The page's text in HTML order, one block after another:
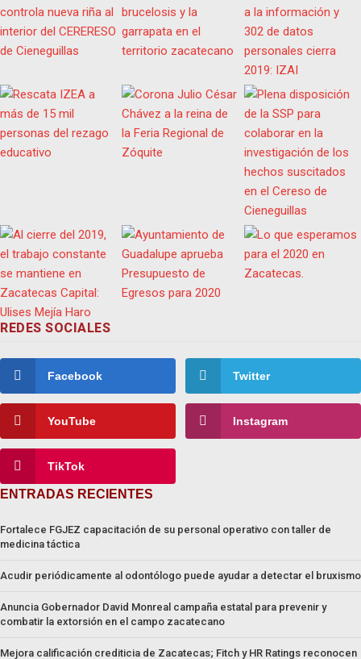
REDES SOCIALES
Facebook Twitter
YouTube Instagram
TikTok
ENTRADAS RECIENTES
Fortalece FGJEZ capacitación de su personal operativo con taller de
medicina táctica
Acudir periódicamente al odontólogo puede ayudar a detectar el bruxismo
Anuncia Gobernador David Monreal campaña estatal para prevenir y
combatir la extorsión en el campo zacatecano
Mejora calificación crediticia de Zacatecas; Fitch y HR Ratings reconocen